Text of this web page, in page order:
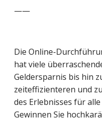
——
Die Online-
hat viele
Geldersparnis bis hin
zeiteffizienteren und
des Erlebnisses für
Gewinnen Sie